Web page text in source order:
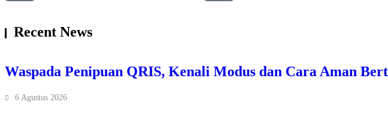
Recent News
Waspada Penipuan QRIS, Kenali Modus dan Cara Aman
6 Agustus 2026